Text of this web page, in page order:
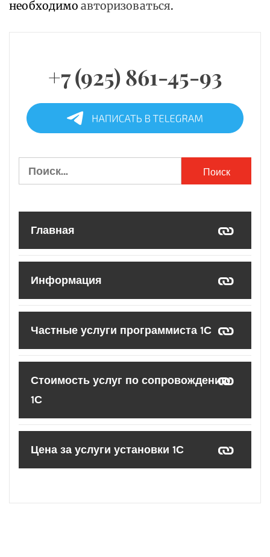
необходимо авторизоваться.
+7 (925) 861-45-93
Найти:
Главная
Информация
Частные услуги программиста 1С
Стоимость услуг по сопровождению
1С
Цена за услуги установки 1С